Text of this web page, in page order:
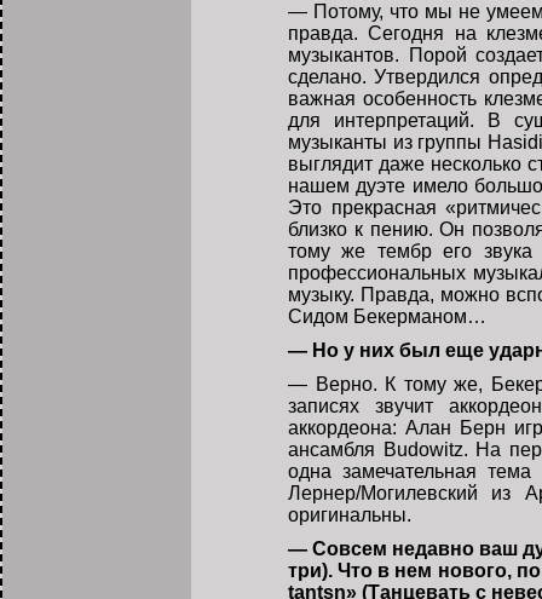
— Потому, что мы не умеем
правда. Сегодня на
музыкантов. Порой
сделано. Утвердился
важная особенность
для интерпретаций. В
музыканты из группы
выглядит даже несколько
нашем дуэте имело
Это прекрасная
близко к пению. Он
тому же тембр его звука
профессиональных
музыку. Правда, можно
Сидом Бекерманом…
— Но у них был еще
— Верно. К тому же,
записях звучит
аккордеона: Алан Берн
ансамбля Budowitz. На
одна замечательная
Лернер/Могилевский
оригинальны.
— Совсем недавно ваш
три). Что в нем нового,
tantsn» (Танцевать с